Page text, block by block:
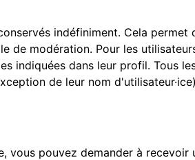
indéfiniment. Cela
de modération. Pour les
indiquées dans leur profil. Tous
de leur nom
vous pouvez demander à